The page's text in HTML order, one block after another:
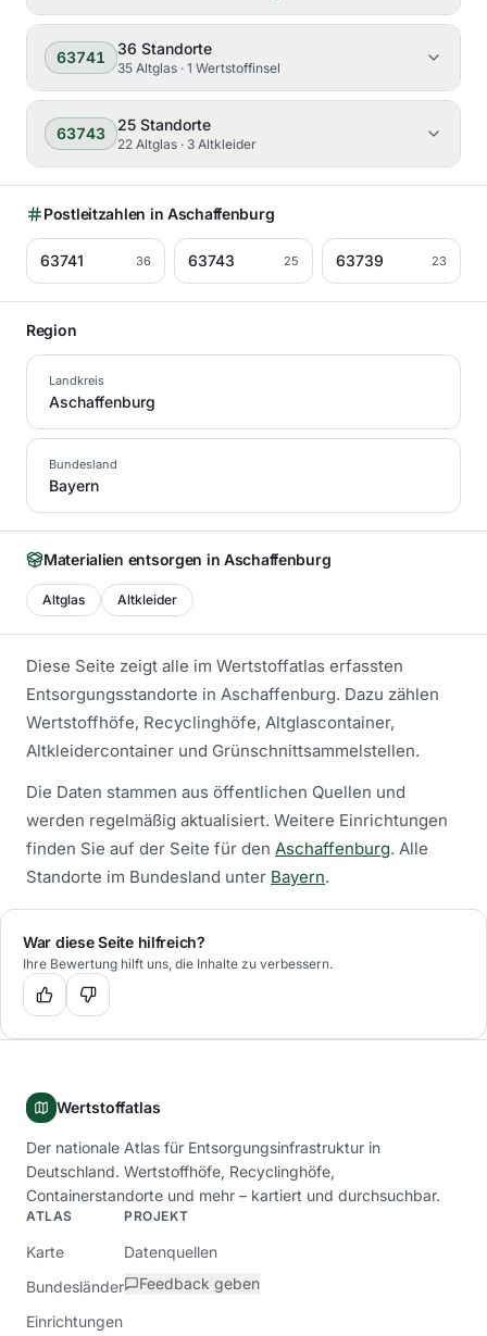
63741 36 Standorte
35 Altglas · 1 Wertstoffinsel
63743 25 Standorte
22 Altglas · 3 Altkleider
Postleitzahlen in Aschaffenburg
63741 36 63743 25 63739 23
Region
Landkreis
Aschaffenburg
Bundesland
Bayern
Materialien entsorgen inAschaffenburg
Altglas Altkleider
Diese Seite zeigt alle im Wertstoffatlas erfassten
Entsorgungsstandorte in Aschaffenburg. Dazu zählen
Wertstoffhöfe, Recyclinghöfe, Altglascontainer,
Altkleidercontainer und Grünschnittsammelstellen.
Die Daten stammen aus öffentlichen Quellen und
werden regelmäßig aktualisiert. Weitere Einrichtungen
finden Sie auf der Seite für den Aschaffenburg. Alle
Standorte im Bundesland unter Bayern.
War diese Seite hilfreich?
Ihre Bewertung hilft uns, die Inhalte zu verbessern.
Wertstoffatlas
Der nationale Atlas für Entsorgungsinfrastruktur in
Deutschland. Wertstoffhöfe, Recyclinghöfe,
Containerstandorte und mehr – kartiert und durchsuchbar.
ATLAS
Karte
Bundesländer
Einrichtungen
PROJEKT
Datenquellen
Feedback geben